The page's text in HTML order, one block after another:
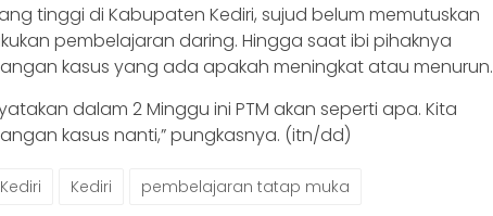
tinggi di Kabupaten Kediri, sujud belum memutuskan
pembelajaran daring. Hingga saat ibi pihaknya
kasus yang ada apakah meningkat atau menurun.
dalam 2 Minggu ini PTM akan seperti apa. Kita
kasus nanti,” pungkasnya. (itn/dd)
Kediri pembelajaran tatap muka